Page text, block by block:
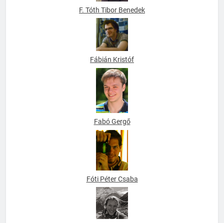
F. Tóth Tibor Benedek
Fábián Kristóf
Fabó Gergő
Fóti Péter Csaba